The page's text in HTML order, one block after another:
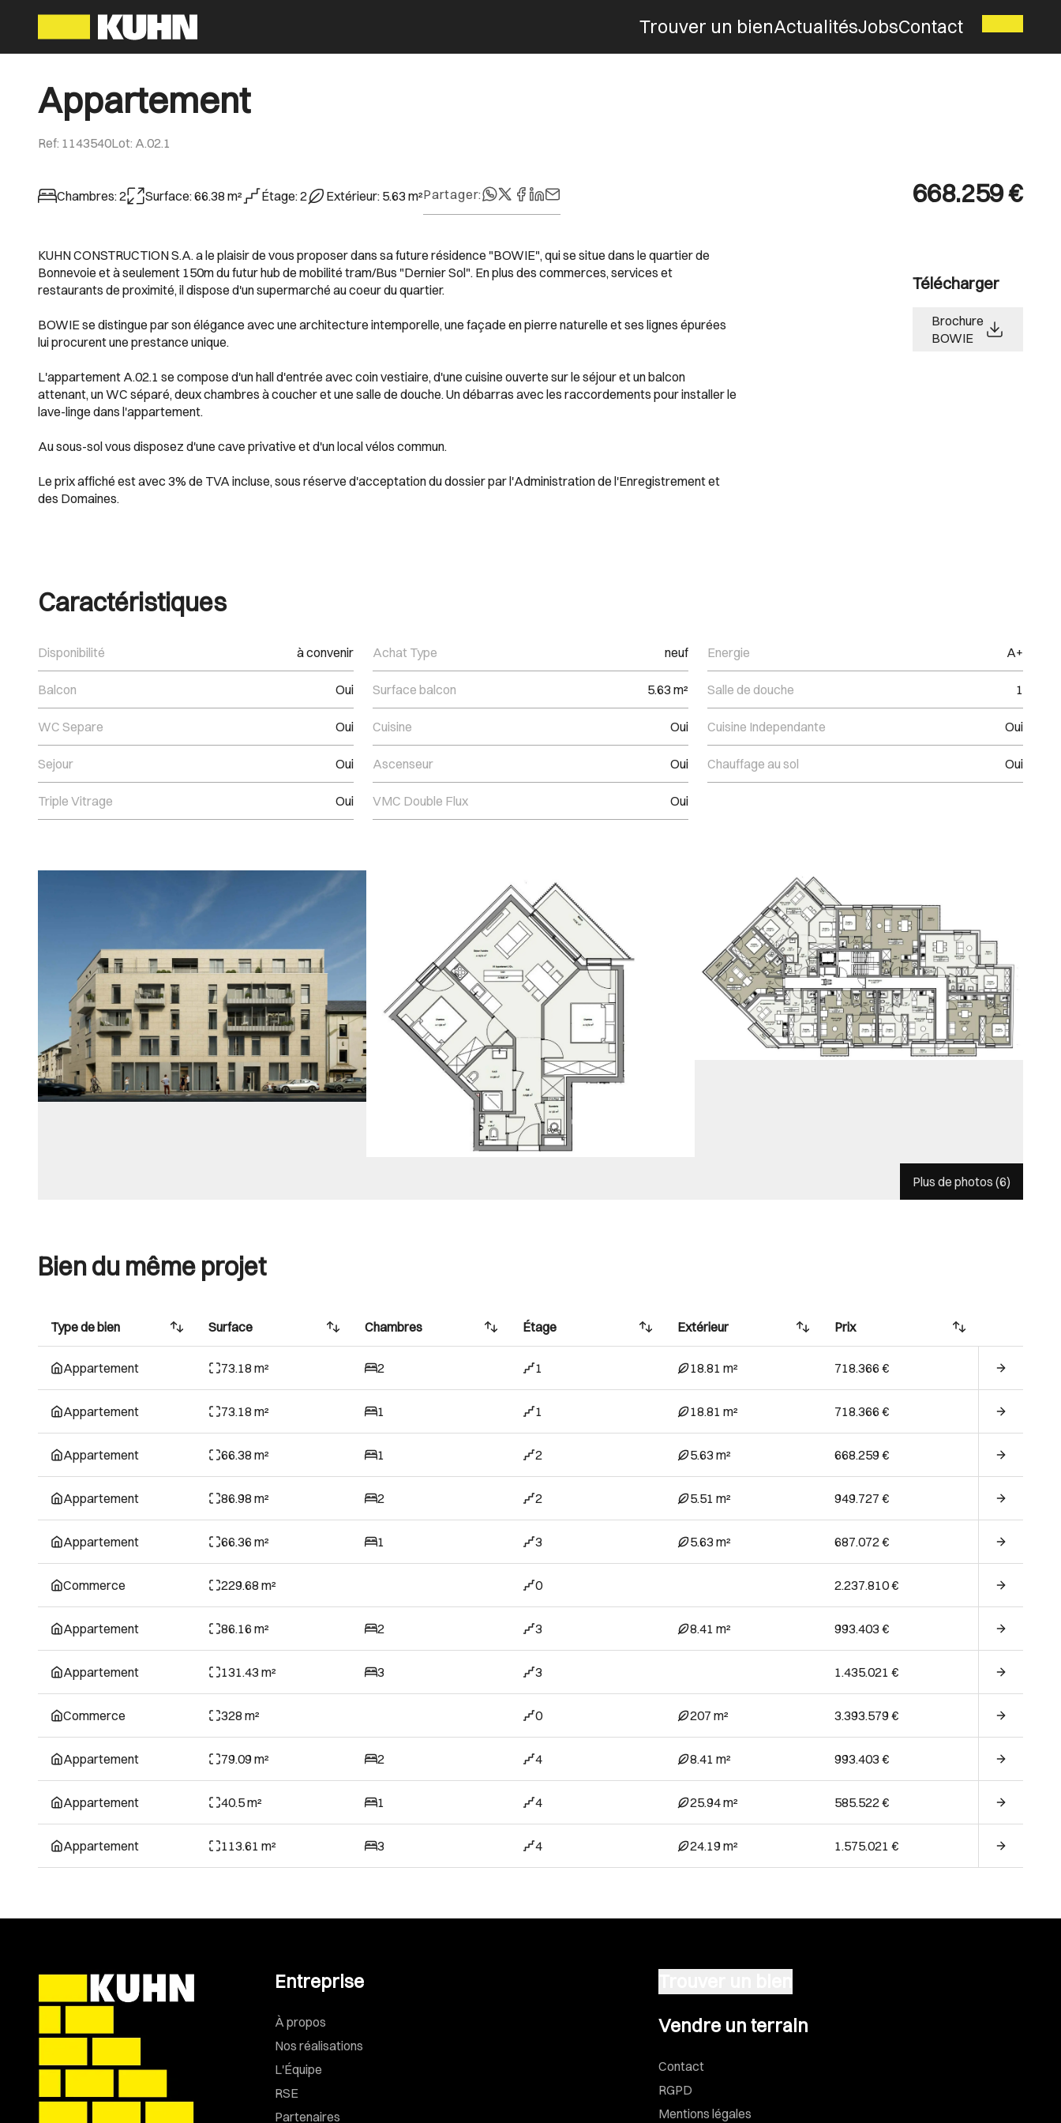
Appartement
Ref: 1143540Lot: A.02.1
Chambres:2 Surface:66.38 m² Étage:2 Extérieur: 5.63 m²Partager:
KUHN CONSTRUCTION S.A. a le plaisir de vous proposer dans sa future résidence "BOWIE", qui se situe dans le quartier de
Bonnevoie et à seulement 150m du futur hub de mobilité tram/Bus "Dernier Sol". En plus des commerces, services et
restaurants de proximité, il dispose d'un supermarché au coeur du quartier.
BOWIE se distingue par son élégance avec une architecture intemporelle, une façade en pierre naturelle et ses lignes épurées
lui procurent une prestance unique.
L'appartement A.02.1 se compose d'un hall d'entrée avec coin vestiaire, d'une cuisine ouverte sur le séjour et un balcon
attenant, un WC séparé, deux chambres à coucher et une salle de douche. Un débarras avec les raccordements pour installer le
lave-linge dans l'appartement.
Au sous-sol vous disposez d'une cave privative et d'un local vélos commun.
Le prix affiché est avec 3% de TVA incluse, sous réserve d'acceptation du dossier par l'Administration de l'Enregistrement et
des Domaines.
668.259 €
Télécharger
Brochure
BOWIE
Caractéristiques
Disponibilité à convenir Achat Type neuf Energie A+
Balcon Oui Surface balcon 5.63 m² Salle de douche 1
WC Separe Oui Cuisine Oui Cuisine Independante Oui
Sejour Oui Ascenseur Oui Chauffage au sol Oui
Triple Vitrage Oui VMC Double Flux Oui
Plus de photos (6)
Bien du même projet
Type de bien Surface Chambres Étage Extérieur Prix
Appartement 73.18 m² 2 1 18.81 m² 718.366 €
Appartement 73.18 m² 1 1 18.81 m² 718.366 €
Appartement 66.38 m² 1 2 5.63 m² 668.259 €
Appartement 86.98 m² 2 2 5.51 m² 949.727 €
Appartement 66.36 m² 1 3 5.63 m² 687.072 €
Commerce 229.68 m² 0 2.237.810 €
Appartement 86.16 m² 2 3 8.41 m² 993.403 €
Appartement 131.43 m² 3 3 1.435.021 €
Commerce 328 m² 0 207 m² 3.393.579 €
Appartement 79.09 m² 2 4 8.41 m² 993.403 €
Appartement 40.5 m² 1 4 25.94 m² 585.522 €
Appartement 113.61 m² 3 4 24.19 m² 1.575.021 €
Trouver un bienActualitésJobsContact
Menu
Entreprise
À propos
Nos réalisations
L'Équipe
RSE
Partenaires
Vendre un terrain
Contact
RGPD
Mentions légales